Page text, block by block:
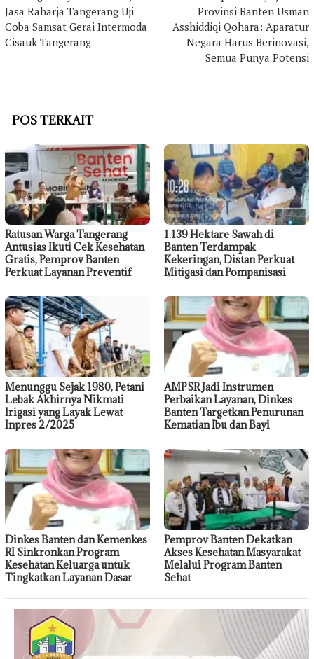
Jasa Raharja Tangerang Uji
Coba Samsat Gerai Intermoda
Cisauk Tangerang
Provinsi Banten Usman
Asshiddiqi Qohara: Aparatur
Negara Harus Berinovasi,
Semua Punya Potensi
POS TERKAIT
Ratusan Warga Tangerang
Antusias Ikuti Cek Kesehatan
Gratis, Pemprov Banten
Perkuat Layanan Preventif
1.139 Hektare Sawah di
Banten Terdampak
Kekeringan, Distan Perkuat
Mitigasi dan Pompanisasi
Menunggu Sejak 1980, Petani
Lebak Akhirnya Nikmati
Irigasi yang Layak Lewat
Inpres 2/2025
AMPSR Jadi Instrumen
Perbaikan Layanan, Dinkes
Banten Targetkan Penurunan
Kematian Ibu dan Bayi
Dinkes Banten dan Kemenkes
RI Sinkronkan Program
Kesehatan Keluarga untuk
Tingkatkan Layanan Dasar
Pemprov Banten Dekatkan
Akses Kesehatan Masyarakat
Melalui Program Banten
Sehat